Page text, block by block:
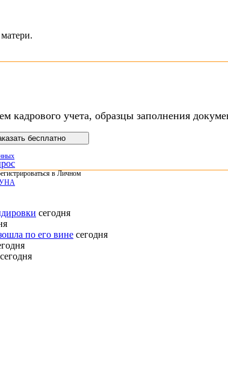
учета, образцы заполнения
бесплатно
в Личном
сегодня
по его вине сегодня
сегодня